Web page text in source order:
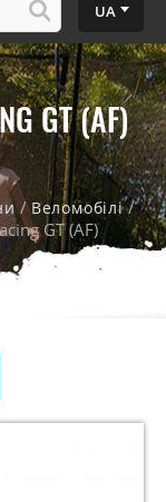
UA
GT (AF)
/Веломобілі/
GT (AF)